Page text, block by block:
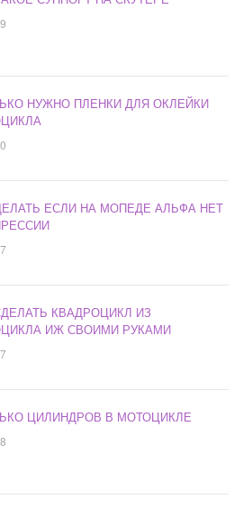
НУЖНО ПЛЕНКИ ДЛЯ ОКЛЕЙКИ
ЕСЛИ НА МОПЕДЕ АЛЬФА НЕТ
КВАДРОЦИКЛ ИЗ
ИЖ СВОИМИ РУКАМИ
ЦИЛИНДРОВ В МОТОЦИКЛЕ